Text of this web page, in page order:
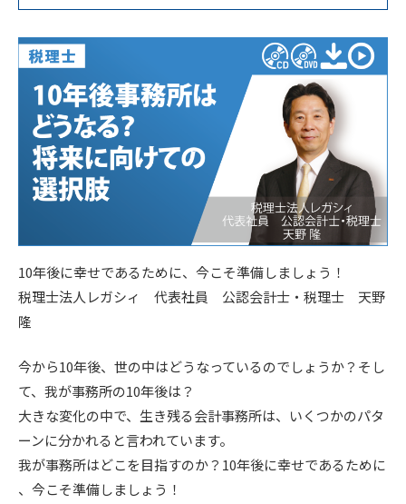
10年後に幸せであるために、今こそ準備しましょう！
税理士法人レガシィ 代表社員 公認会計士・税理士 天野
隆
今から10年後、世の中はどうなっているのでしょうか？そし
て、我が事務所の10年後は？
大きな変化の中で、生き残る会計事務所は、いくつかのパタ
ーンに分かれると言われています。
我が事務所はどこを目指すのか？10年後に幸せであるために
、今こそ準備しましょう！